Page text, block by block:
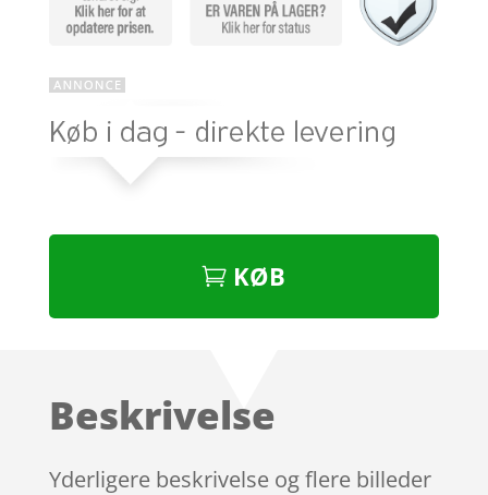
KØB
Beskrivelse
Yderligere beskrivelse og flere billeder